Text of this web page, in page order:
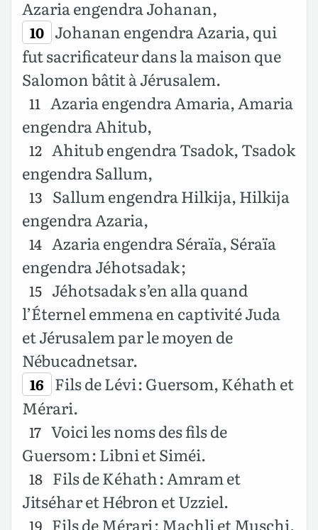
Azaria engendra Johanan,
10 Johanan engendra Azaria, qui
fut sacrificateur dans la maison que
Salomon bâtit à Jérusalem.
11 Azaria engendra Amaria, Amaria
engendra Ahitub,
12 Ahitub engendra Tsadok, Tsadok
engendra Sallum,
13 Sallum engendra Hilkija, Hilkija
engendra Azaria,
14 Azaria engendra Séraïa, Séraïa
engendra Jéhotsadak ;
15 Jéhotsadak s’en alla quand
l’Éternel emmena en captivité Juda
et Jérusalem par le moyen de
Nébucadnetsar.
16 Fils de Lévi : Guersom, Kéhath et
Mérari.
17 Voici les noms des fils de
Guersom : Libni et Siméi.
18 Fils de Kéhath : Amram et
Jitséhar et Hébron et Uzziel.
19 Fils de Mérari : Machli et Muschi.